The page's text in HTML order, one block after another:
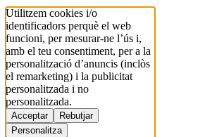
Utilitzem cookies i/o
identificadors perquè el web
funcioni, per mesurar-ne l’ús i,
amb el teu consentiment, per a la
personalització d’anuncis (inclòs
el remarketing) i la publicitat
personalitzada i no
personalitzada.
Acceptar
Rebutjar
Personalitza